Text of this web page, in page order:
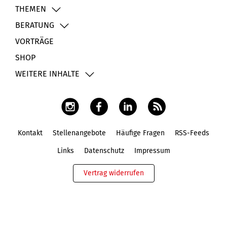
THEMEN
BERATUNG
VORTRÄGE
SHOP
WEITERE INHALTE
Kontakt Stellenangebote Häufige Fragen RSS-Feeds
Links Datenschutz Impressum
Vertrag widerrufen